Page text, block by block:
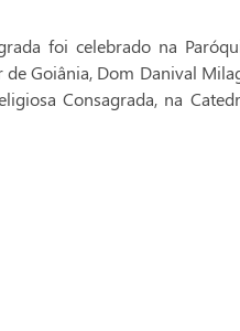
foi celebrado na
Goiânia, Dom Danival
Consagrada, na